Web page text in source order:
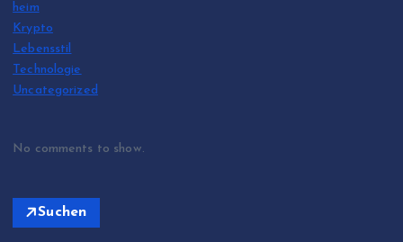
heim
Krypto
Lebensstil
Technologie
Uncategorized
No comments to show.
Suchen